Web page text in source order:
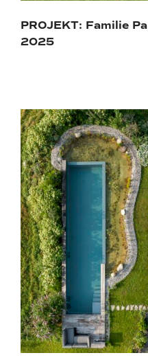
PROJEKT: Familie Pa
2025